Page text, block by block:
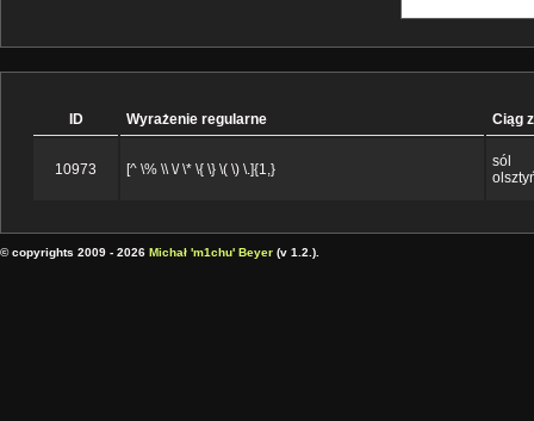
ID Wyrażenie regularne Ciąg
10973 [^ \% \\ \/ \* \{ \} \( \) \.]{1,}
sól
© copyrights 2009 - 2026 Michał 'm1chu' Beyer (v 1.2.).